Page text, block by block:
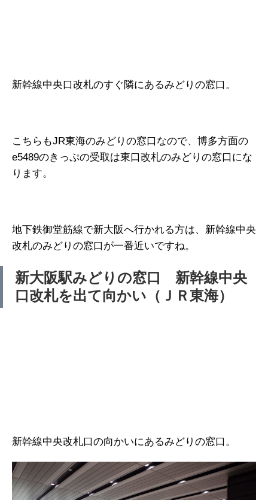
新幹線中央口改札のすぐ隣にあるみどりの窓口。
こちらもJR東海のみどりの窓口なので、博多方面の
e5489のきっぷの受取は東口改札のみどりの窓口にな
ります。
地下鉄御堂筋線で新大阪へ行かれる方は、新幹線中央
改札のみどりの窓口が一番近いですね。
新大阪駅みどりの窓口 新幹線中央
口改札を出て向かい（ＪＲ東海）
新幹線中央改札口の向かいにあるみどりの窓口。